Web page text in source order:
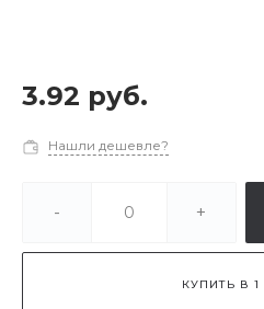
3.92 руб.
Нашли дешевле?
- +
КУПИТЬ В 1